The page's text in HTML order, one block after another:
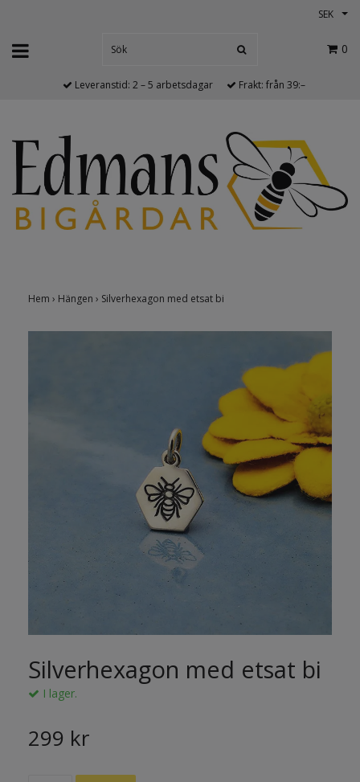
SEK
0
Leveranstid: 2 – 5 arbetsdagar Frakt: från 39:–
Hem › Hängen › Silverhexagon med etsat bi
Silverhexagon med etsat bi
I lager.
299 kr